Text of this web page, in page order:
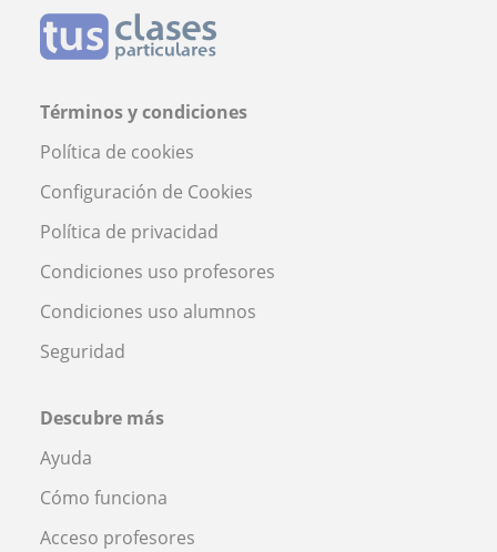
Términos y condiciones
Política de cookies
Configuración de Cookies
Política de privacidad
Condiciones uso profesores
Condiciones uso alumnos
Seguridad
Descubre más
Ayuda
Cómo funciona
Acceso profesores